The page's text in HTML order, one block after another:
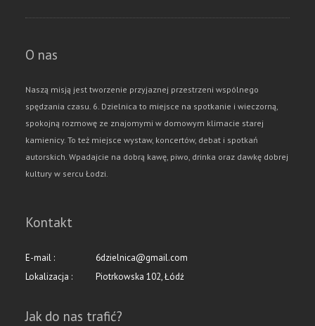
O nas
Naszą misją jest tworzenie przyjaznej przestrzeni wspólnego
spędzania czasu. 6. Dzielnica to miejsce na spotkanie i wieczorną,
spokojną rozmowę ze znajomymi w domowym klimacie starej
kamienicy. To też miejsce wystaw, koncertów, debat i spotkań
autorskich. Wpadajcie na dobrą kawę, piwo, drinka oraz dawkę dobrej
kultury w sercu Łodzi.
Kontakt
E-mail :
6dzielnica@gmail.com
Lokalizacja :
Piotrkowska 102, Łódź
Jak do nas trafić?